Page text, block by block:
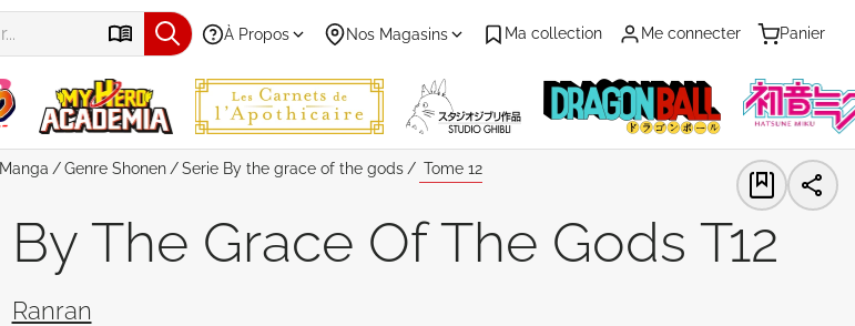
À Propos Nos Magasins Ma collection Me connecter Panier
Manga Genre Shonen Serie By the grace of the gods Tome 12
By The Grace Of The Gods T12
Ranran